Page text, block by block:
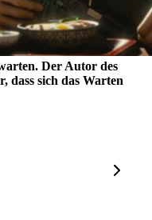
Der Autor des
dass sich das Warten